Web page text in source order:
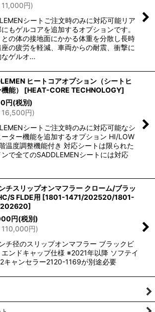
11,000円)
シートご注文時のみに対応可能リア
もゲルコアを追加するオプションです。
との体の接地面にかかる体重を分散し長時
の疲労を軽減、車両からの耐震、衝撃に
なゲルオ…
ヒートコアオプション（シートヒ
能）
[HEAT-CORE TECHNOLOGY]
円(税別)
16,500円)
シートご注文時のみに対応可能なシ
ーター機能を追加するオプション HI/LOW
温度調整機能付き 対応シートは限られた
で全てのSADDLEMENシートには対応
チスリップオンマフラー クローム/ブラッ
S FLDE用 [1801-1471/202520/1801-
]
円(税別)
110,000円)
チ径のスリップオンマフラー ブラックビ
エンドキャップ仕様 ※2021年以降 ソフテイ
キャンセラー2120-1169が別途必要